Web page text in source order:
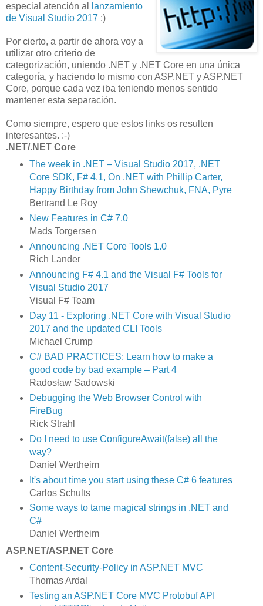
especial atención al
lanzamiento
de Visual Studio 2017 :)
Por cierto, a partir de ahora voy a
utilizar otro criterio de
categorización, uniendo .NET y .NET Core en una única
categoría, y haciendo lo mismo con ASP.NET y ASP.NET
Core, porque cada vez iba teniendo menos sentido
mantener esta separación.
Como siempre, espero que estos links os resulten
interesantes. :-)
.NET/.NET Core
The week in .NET – Visual Studio 2017, .NET
Core SDK, F# 4.1, On .NET with Phillip Carter,
Happy Birthday from John Shewchuk, FNA, Pyre
Bertrand Le Roy
New Features in C# 7.0
Mads Torgersen
Announcing .NET Core Tools 1.0
Rich Lander
Announcing F# 4.1 and the Visual F# Tools for
Visual Studio 2017
Visual F# Team
Day 11 - Exploring .NET Core with Visual Studio
2017 and the updated CLI Tools
Michael Crump
C# BAD PRACTICES: Learn how to make a
good code by bad example – Part 4
Radosław Sadowski
Debugging the Web Browser Control with
FireBug
Rick Strahl
Do I need to use ConfigureAwait(false) all the
way?
Daniel Wertheim
It's about time you start using these C# 6 features
Carlos Schults
Some ways to tame magical strings in .NET and
C#
Daniel Wertheim
ASP.NET/ASP.NET Core
Content-Security-Policy in ASP.NET MVC
Thomas Ardal
Testing an ASP.NET Core MVC Protobuf API